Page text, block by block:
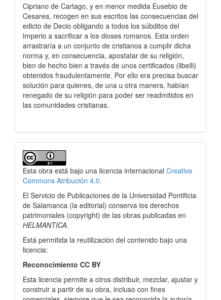
Cipriano de Cartago, y en menor medida Eusebio de
Cesarea, recogen en sus escritos las consecuencias del
edicto de Decio obligando a todos los súbditos del
Imperio a sacrificar a los dioses romanos. Esta orden
arrastraría a un conjunto de cristianos a cumplir dicha
norma y, en consecuencia, apostatar de su religión,
bien de hecho bien a través de unos certificados (libelli)
obtenidos fraudulentamente. Por ello era precisa buscar
solución para quienes, de una u otra manera, habían
renegado de su religión para poder ser readmitidos en
las comunidades cristianas.
Detalles
del
artículo
Esta obra está bajo una licencia internacional Creative
Commons Atribución 4.0.
El Servicio de Publicaciones de la Universidad Pontificia
de Salamanca (la editorial) conserva los derechos
patrimoniales (copyright) de las obras publicadas en
HELMANTICA.
Está permitida la reutilización del contenido bajo una
licencia:
Reconocimiento CC BY
Esta licencia permite a otros distribuir, mezclar, ajustar y
construir a partir de su obra, incluso con fines